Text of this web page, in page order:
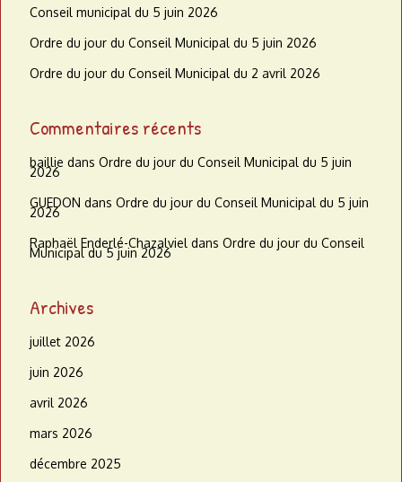
Conseil municipal du 5 juin 2026
Ordre du jour du Conseil Municipal du 5 juin 2026
Ordre du jour du Conseil Municipal du 2 avril 2026
Commentaires récents
baillie dans Ordre du jour du Conseil Municipal du 5 juin
2026
GUEDON dans Ordre du jour du Conseil Municipal du 5 juin
2026
Raphaël Enderlé-Chazalviel dans Ordre du jour du Conseil
Municipal du 5 juin 2026
Archives
juillet 2026
juin 2026
avril 2026
mars 2026
décembre 2025